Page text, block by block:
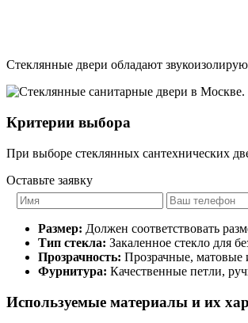
Стеклянные двери обладают
Критерии выбора
При выборе стеклянных сантехнических
Оставьте заявку
Размер: Должен соответствовать
Тип стекла: Закаленное стекло для
Прозрачность: Прозрачные, матовые
Фурнитура: Качественные петли,
Используемые материалы и их